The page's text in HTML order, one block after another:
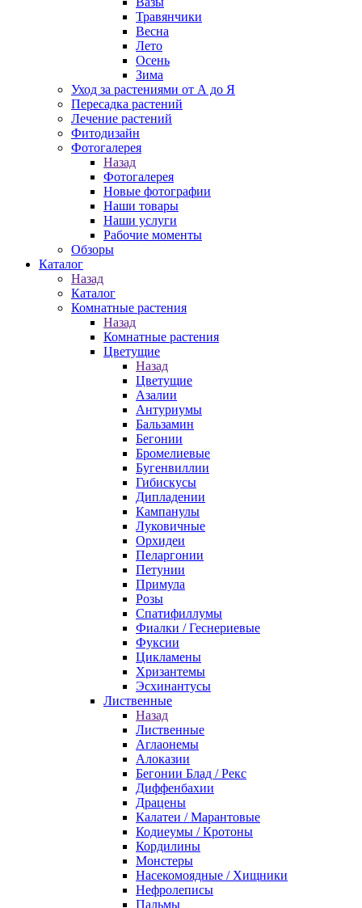
Травянчики
Весна
Лето
Осень
Зима
Уход за растениями от А до Я
Пересадка растений
Лечение растений
Фитодизайн
Фотогалерея
Назад
Фотогалерея
Новые фотографии
Наши товары
Наши услуги
Рабочие моменты
Обзоры
Каталог
Назад
Каталог
Комнатные растения
Назад
Комнатные растения
Цветущие
Назад
Цветущие
Азалии
Антуриумы
Бальзамин
Бегонии
Бромелиевые
Бугенвиллии
Гибискусы
Дипладении
Кампанулы
Луковичные
Орхидеи
Пеларгонии
Петунии
Примула
Розы
Спатифиллумы
Фиалки / Геснериевые
Фуксии
Цикламены
Хризантемы
Эсхинантусы
Лиственные
Назад
Лиственные
Аглаонемы
Алоказии
Бегонии Блад / Рекс
Диффенбахии
Драцены
Калатеи / Марантовые
Кодиеумы / Кротоны
Кордилины
Монстеры
Насекомоядные / Хищники
Нефролеписы
Пальмы